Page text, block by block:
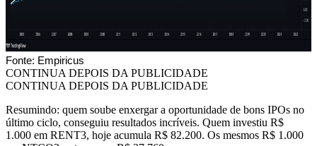
Fonte: Empiricus
CONTINUA DEPOIS DA PUBLICIDADE
CONTINUA DEPOIS DA PUBLICIDADE
Resumindo: quem soube enxergar a oportunidade de bons IPOs no
último ciclo, conseguiu resultados incríveis. Quem investiu R$
1.000 em RENT3, hoje acumula R$ 82.200. Os mesmos R$ 1.000